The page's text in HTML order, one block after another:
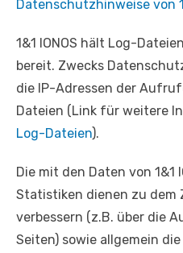
Datenschutzhinweise von
1&1 IONOS hält Log-
bereit. Zwecks
die IP-Adressen der
Dateien (Link für weitere
Log-Dateien).
Die mit den Daten von 1&1
Statistiken dienen zu dem
verbessern (z.B. über die
Seiten) sowie allgemein